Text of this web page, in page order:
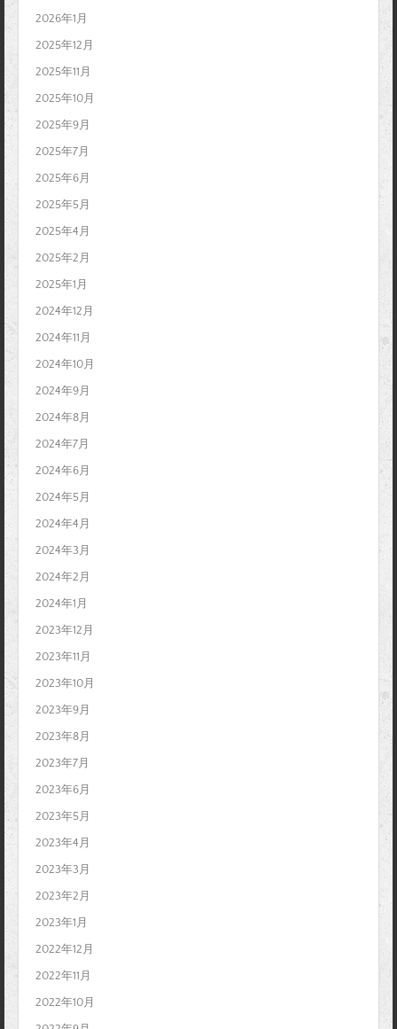
2026年1月
2025年12月
2025年11月
2025年10月
2025年9月
2025年7月
2025年6月
2025年5月
2025年4月
2025年2月
2025年1月
2024年12月
2024年11月
2024年10月
2024年9月
2024年8月
2024年7月
2024年6月
2024年5月
2024年4月
2024年3月
2024年2月
2024年1月
2023年12月
2023年11月
2023年10月
2023年9月
2023年8月
2023年7月
2023年6月
2023年5月
2023年4月
2023年3月
2023年2月
2023年1月
2022年12月
2022年11月
2022年10月